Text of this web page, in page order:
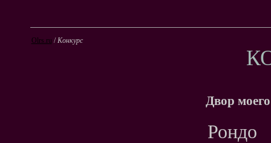
Olrs.ru /Конкурс
Двор
Рондо